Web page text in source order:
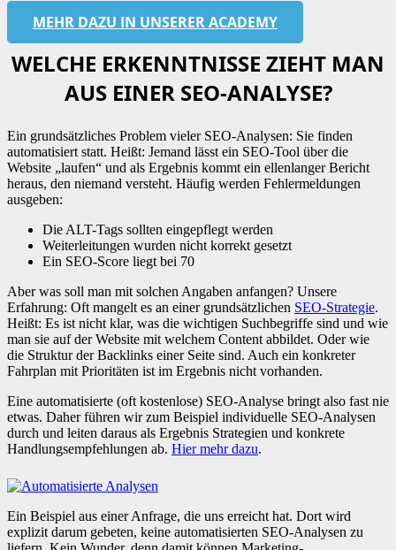
MEHR DAZU IN UNSERER ACADEMY
WELCHE ERKENNTNISSE ZIEHT MAN
AUS EINER SEO-ANALYSE?
Ein grundsätzliches Problem vieler SEO-Analysen: Sie finden
automatisiert statt. Heißt: Jemand lässt ein SEO-Tool über die
Website „laufen“ und als Ergebnis kommt ein ellenlanger Bericht
heraus, den niemand versteht. Häufig werden Fehlermeldungen
ausgeben:
Die ALT-Tags sollten eingepflegt werden
Weiterleitungen wurden nicht korrekt gesetzt
Ein SEO-Score liegt bei 70
Aber was soll man mit solchen Angaben anfangen? Unsere
Erfahrung: Oft mangelt es an einer grundsätzlichen SEO-Strategie.
Heißt: Es ist nicht klar, was die wichtigen Suchbegriffe sind und wie
man sie auf der Website mit welchem Content abbildet. Oder wie
die Struktur der Backlinks einer Seite sind. Auch ein konkreter
Fahrplan mit Prioritäten ist im Ergebnis nicht vorhanden.
Eine automatisierte (oft kostenlose) SEO-Analyse bringt also fast nie
etwas. Daher führen wir zum Beispiel individuelle SEO-Analysen
durch und leiten daraus als Ergebnis Strategien und konkrete
Handlungsempfehlungen ab. Hier mehr dazu.
Ein Beispiel aus einer Anfrage, die uns erreicht hat. Dort wird
explizit darum gebeten, keine automatisierten SEO-Analysen zu